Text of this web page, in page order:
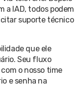
a IAD, todos podem
suporte técnico
que ele
Seu fluxo
o nosso time
e senha na